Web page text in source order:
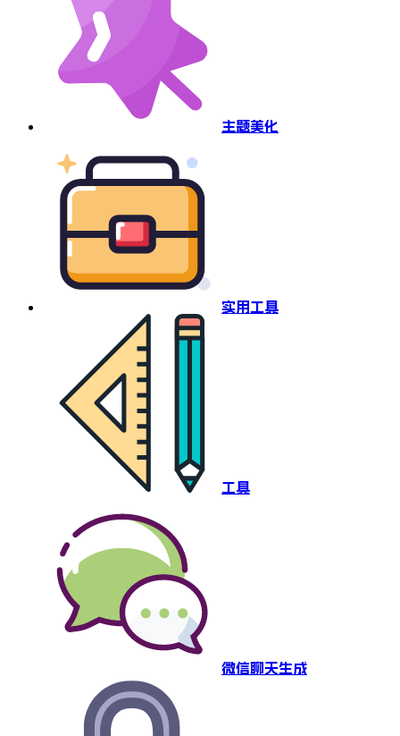
主题美化
实用工具
工具
微信聊天生成